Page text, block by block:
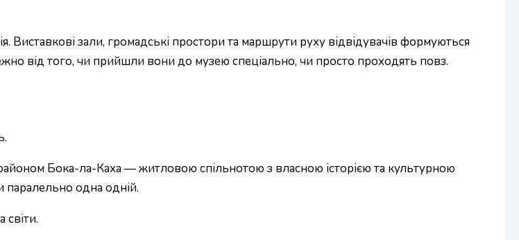
Виставкові зали, громадські простори та маршрути руху відвідувачів формуються
від того, чи прийшли вони до музею спеціально, чи просто проходять повз.
Бока-ла-Каха — житловою спільнотою з власною історією та культурною
паралельно одна одній.